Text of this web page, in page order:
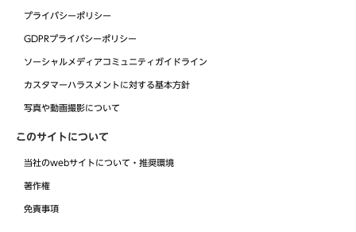
プライバシーポリシー
GDPRプライバシーポリシー
ソーシャルメディアコミュニティガイドライン
カスタマーハラスメントに対する基本方針
写真や動画撮影について
このサイトについて
当社のwebサイトについて・推奨環境
著作権
免責事項